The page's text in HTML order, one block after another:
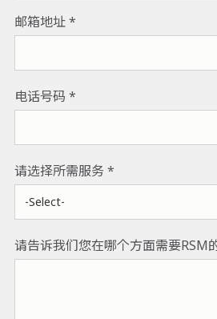
邮箱地址
电话号码
请选择所需服务
请告诉我们您在哪个方面需要RSM